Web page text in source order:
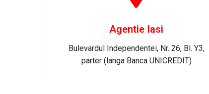
Agentie Iasi
Bulevardul Independentei, Nr. 26, Bl. Y3,
parter (langa Banca UNICREDIT)